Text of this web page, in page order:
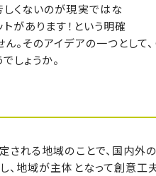
くないのが現実ではな
があります！という明確
。そのアイデアの一つとし
しょうか。
される地域のことで、国内外
地域が主体となって創意工